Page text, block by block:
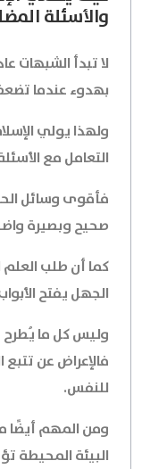
والأسئلة
لا تبدأ الشبهات
بهدوء عندما
ولهذا يولي
التعامل مع
فأقوى وسائل
صحيح وبصيرة
كما أن طلب
الجهل يفتح
وليس كل ما يُطرح
فالإعراض عن
للنفس.
ومن المهم أيضًا
البيئة المحيطة